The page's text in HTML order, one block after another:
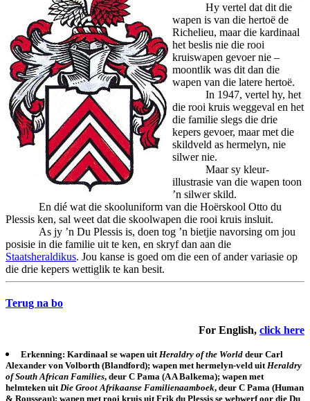
Hy vertel dat dit die
wapen is van die hertoë de
Richelieu, maar die kardinaal
het beslis nie die rooi
kruiswapen gevoer nie –
moontlik was dit dan die
wapen van die latere hertoë.
In 1947, vertel hy, het
die rooi kruis weggeval en het
die familie slegs die drie
kepers gevoer, maar met die
skildveld as hermelyn, nie
silwer nie.
Maar sy kleur-
illustrasie van die wapen toon
’n silwer skild.
En dié wat die skooluniform van die Hoërskool Otto du
Plessis ken, sal weet dat die skoolwapen die rooi kruis insluit.
As jy ’n Du Plessis is, doen tog ’n bietjie navorsing om jou
posisie in die familie uit te ken, en skryf dan aan die
Staatsheraldikus. Jou kanse is goed om die een of ander variasie op
die drie kepers wettiglik te kan besit.
Terug na bo
For English, click here
Erkenning: Kardinaal se wapen uitHeraldry of the World deur Carl
Alexander von Volborth (Blandford); wapen met hermelyn-veld uitHeraldry
of South African Families, deur C Pama (A A Balkema); wapen met
helmteken uitDie Groot Afrikaanse Familienaamboek, deur C Pama (Human
& Rousseau); wapen met rooi kruis uit Frik du Plessis se webwerf oor die Du